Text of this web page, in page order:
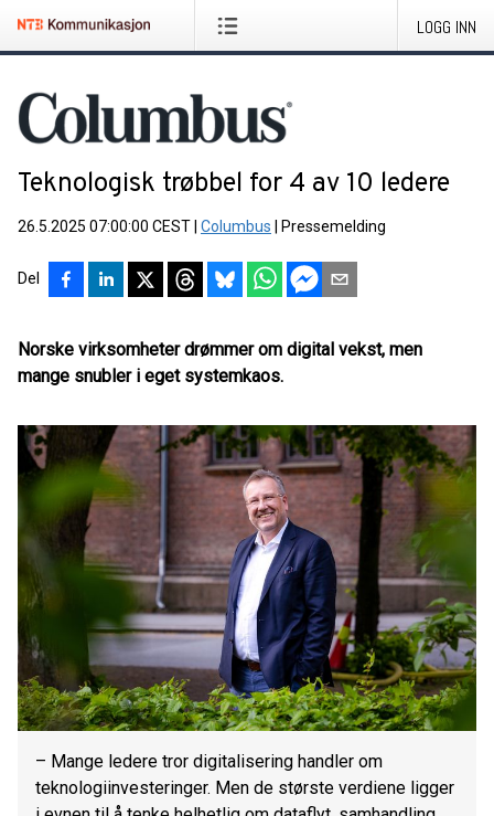
LOGG INN
Teknologisk trøbbel for 4 av 10 ledere
26.5.2025 07:00:00 CEST Columbus Pressemelding
Del
Norske virksomheter drømmer om digital vekst, men
mange snubler i eget systemkaos.
– Mange ledere tror digitalisering handler om
teknologiinvesteringer. Men de største verdiene ligger